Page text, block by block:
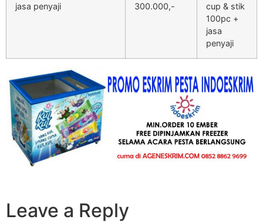
jasa penyaji
300.000,-
cup & stik
100pc +
jasa
penyaji
Leave a Reply